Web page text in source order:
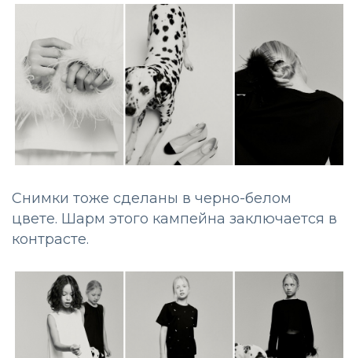
Снимки тоже сделаны в черно-белом
цвете. Шарм этого кампейна заключается в
контрасте.